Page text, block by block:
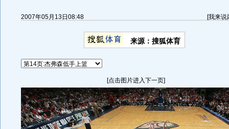
2007年05月13日08:48 [我来说
来源：搜狐体育
[点击图片进入下一页]